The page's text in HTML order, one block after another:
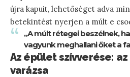
újra kapuit, lehetőséget adva
betekintést nyerjen a múlt e
„A múlt rétegei beszélnek,
vagyunk meghallani őket a
Az épület szívverése:
varázsa